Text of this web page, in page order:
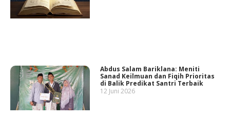
Abdus Salam Bariklana: Meniti
Sanad Keilmuan dan Fiqih Prioritas
di Balik Predikat Santri Terbaik
12 Juni 2026